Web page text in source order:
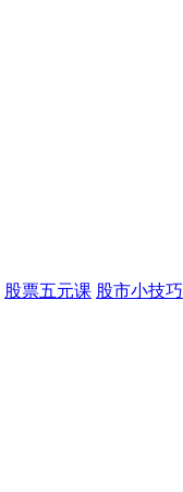
股票五元课 股市小技巧